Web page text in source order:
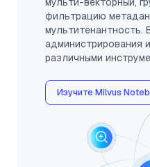
фильтрацию
мультитенантность.
администрирования
различными
Изучите Milvus